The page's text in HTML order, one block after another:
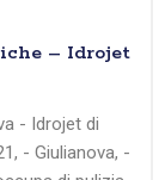
– Idrojet
- Idrojet di
- Giulianova, -